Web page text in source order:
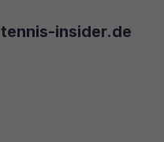
tennis-insider.de